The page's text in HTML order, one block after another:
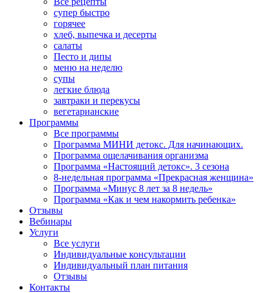
супер быстро
горячее
хлеб, выпечка и десерты
салаты
Песто и дипы
меню на неделю
супы
легкие блюда
завтраки и перекусы
вегетарианские
Программы
Все программы
Программа МИНИ детокс. Для начинающих.
Программа ощелачивания организма
Программа «Настоящий детокс». 3 сезона
8-недельная программа «Прекрасная женщина»
Программа «Минус 8 лет за 8 недель»
Программа «Как и чем накормить ребенка»
Отзывы
Вебинары
Услуги
Все услуги
Индивидуальные консультации
Индивидуальный план питания
Отзывы
Контакты